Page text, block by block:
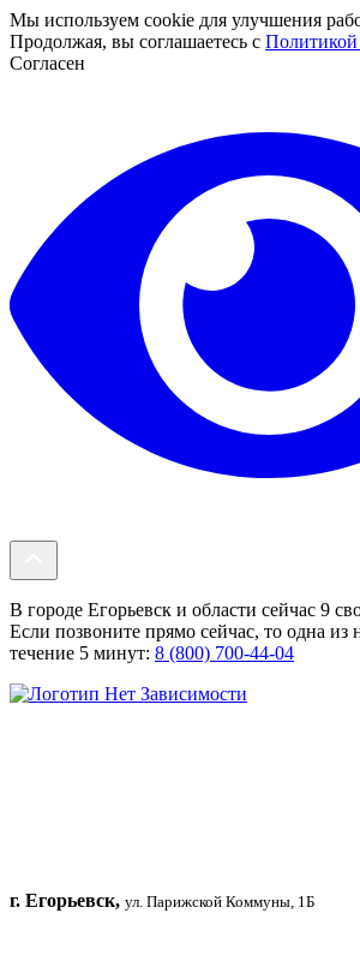
Мы используем cookie для улучшения
Продолжая, вы соглашаетесь с
Согласен
В городе Егорьевск и области сейчас 9
Если позвоните прямо сейчас, то одна из
течение 5 минут: 8 (800) 700-44-04
г. Егорьевск, ул. Парижской Коммуны, 1Б